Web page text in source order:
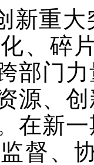
新重
、碎
部门
源、
在新
督、